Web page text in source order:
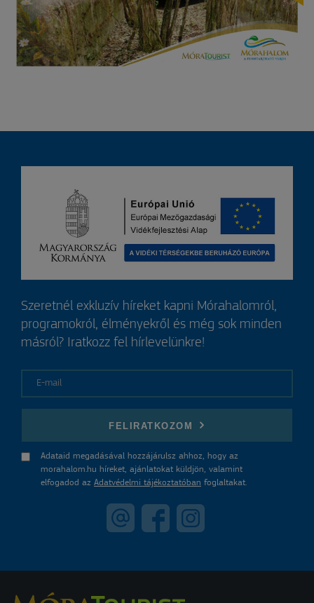
Szeretnél exkluzív híreket kapni Mórahalomról,
programokról, élményekről és még sok minden
másról? Iratkozz fel hírlevelünkre!
FELIRATKOZOM
Adataid megadásával hozzájárulsz ahhoz, hogy az
morahalom.hu híreket, ajánlatokat küldjön, valamint
elfogadod az Adatvédelmi tájékoztatóban foglaltakat.